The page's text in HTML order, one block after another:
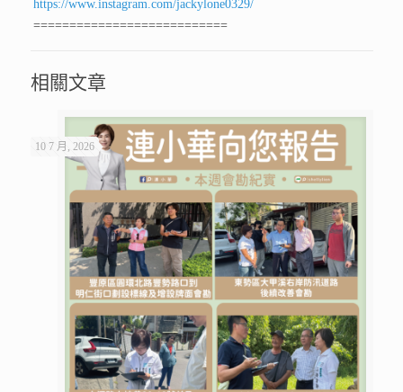
https://www.instagram.com/jackylone0329/
===========================
相關文章
10 7 月, 2026